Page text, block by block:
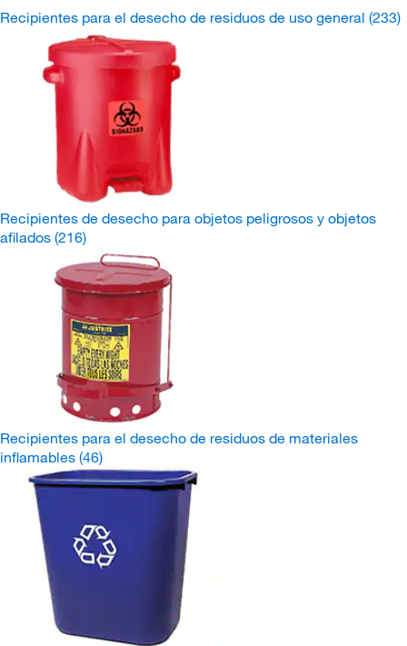
Recipientes para el desecho de residuos de uso general (233)
Recipientes de desecho para objetos peligrosos y objetos
afilados (216)
Recipientes para el desecho de residuos de materiales
inflamables (46)